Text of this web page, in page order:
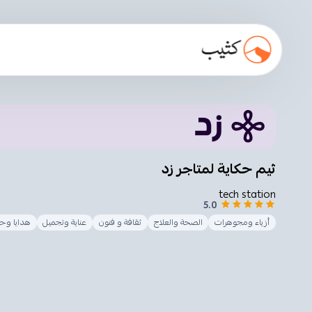
ثيم حكاية لمتاجر زد
tech station
5.0
أزياء ومجوهرات الصحة والعلاج ثقافة و فنون عناية وتجميل هدايا